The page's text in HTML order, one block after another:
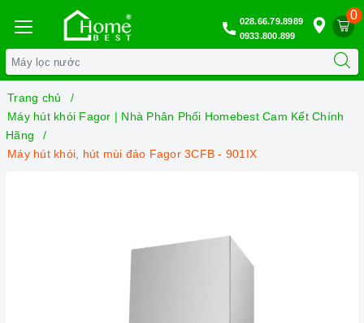
0
028.66.79.8989
0933.800.899
Trang chủ
Máy hút khói Fagor | Nhà Phân Phối Homebest Cam Kết Chính
Hãng
Máy hút khói, hút mùi đảo Fagor 3CFB - 901IX